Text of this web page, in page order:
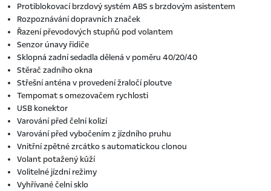
Protiblokovací brzdový systém ABS s brzdovým asistentem
Rozpoznávání dopravních značek
Řazení převodových stupňů pod volantem
Senzor únavy řidiče
Sklopná zadní sedadla dělená v poměru 40/20/40
Stěrač zadního okna
Střešní anténa v provedení žraločí ploutve
Tempomat s omezovačem rychlosti
USB konektor
Varování před čelní kolizí
Varování před vybočením z jízdního pruhu
Vnitřní zpětné zrcátko s automatickou clonou
Volant potažený kůží
Volitelné jízdní režimy
Vyhřívané čelní sklo